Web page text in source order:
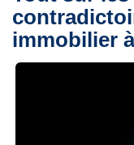
immobilier